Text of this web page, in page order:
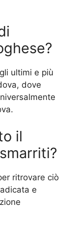
ultimi e più
dove
il
ritrovare ciò
e